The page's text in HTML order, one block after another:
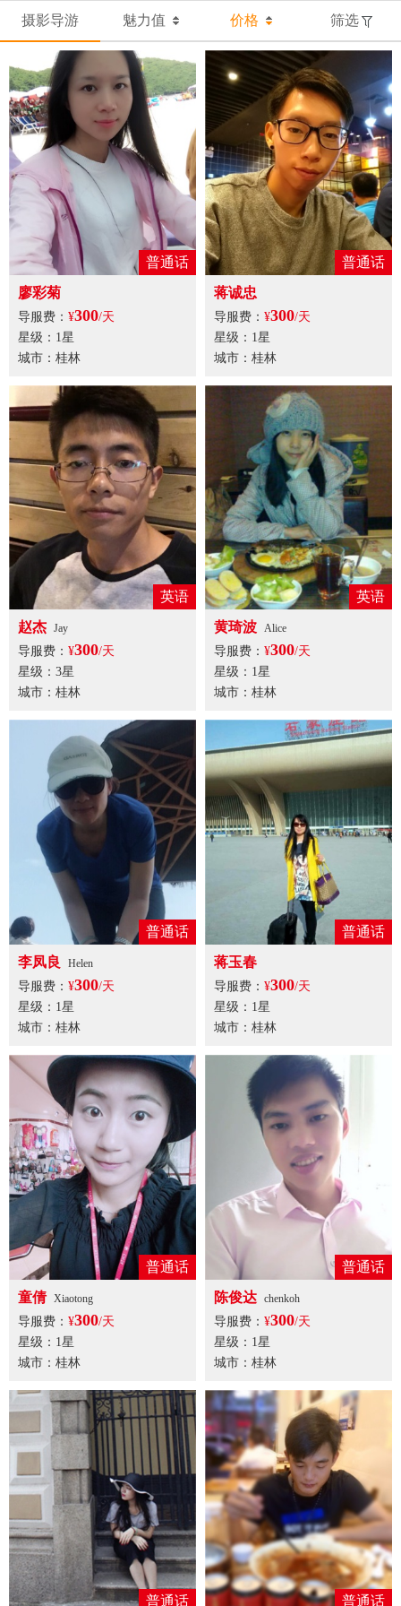
摄影导游 魅力值 价格 筛选
普通话
廖彩菊
导服费： ¥300/天
星级：1星
城市：桂林
普通话
蒋诚忠
导服费： ¥300/天
星级：1星
城市：桂林
英语
赵杰 Jay
导服费： ¥300/天
星级：3星
城市：桂林
英语
黄琦波 Alice
导服费： ¥300/天
星级：1星
城市：桂林
普通话
李凤良
Helen
导服费： ¥300/天
星级：1星
城市：桂林
普通话
蒋玉春
导服费： ¥300/天
星级：1星
城市：桂林
普通话
童倩 Xiaotong
导服费： ¥300/天
星级：1星
城市：桂林
普通话
陈俊达 chenkoh
导服费： ¥300/天
星级：1星
城市：桂林
普通话 普通话